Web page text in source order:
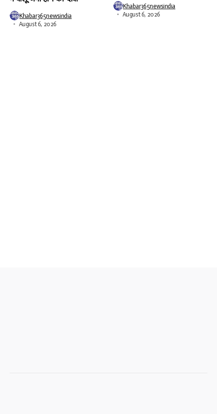
Khabar365newsindia
August 6, 2026
Khabar365newsindia
August 6, 2026